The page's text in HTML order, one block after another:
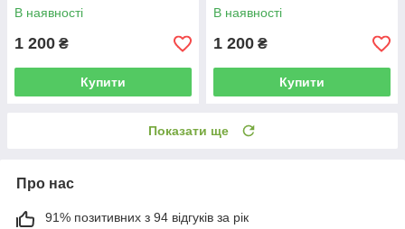
В наявності
1 200 ₴
Купити
В наявності
1 200 ₴
Купити
Показати ще
Про нас
91% позитивних з 94 відгуків за рік